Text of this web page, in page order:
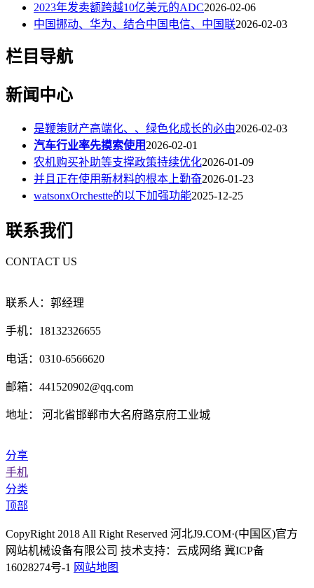
2023年发卖额跨越10亿美元的ADC2026-02-06
中国挪动、华为、结合中国电信、中国联2026-02-03
栏目导航
新闻中心
是鞭策财产高端化、、绿色化成长的必由2026-02-03
汽车行业率先摸索使用2026-02-01
农机购买补助等支撑政策持续优化2026-01-09
并且正在使用新材料的根本上勤奋2026-01-23
watsonxOrchestte的以下加强功能2025-12-25
联系我们
CONTACT US
联系人：郭经理
手机：18132326655
电话：0310-6566620
邮箱：441520902@qq.com
地址： 河北省邯郸市大名府路京府工业城
分享
手机
分类
顶部
CopyRight 2018 All Right Reserved 河北J9.COM·(中国区)官方
网站机械设备有限公司 技术支持：云成网络 冀ICP备
16028274号-1 网站地图